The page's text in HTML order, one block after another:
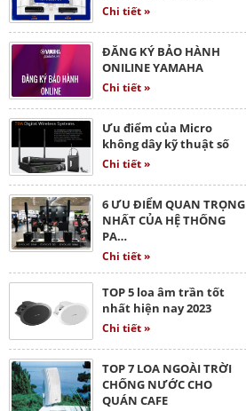
Chi tiết »
ĐĂNG KÝ BẢO HÀNH
ONILINE YAMAHA
Chi tiết »
Ưu điểm của Micro
không dây kỹ thuật số
Chi tiết »
6 ƯU ĐIỂM QUAN TRỌNG
NHẤT CỦA HỆ THỐNG
PA…
Chi tiết »
TOP 5 loa âm trần tốt
nhất hiện nay 2023
Chi tiết »
TOP 7 LOA NGOÀI TRỜI
CHỐNG NƯỚC CHO
QUÁN CAFE